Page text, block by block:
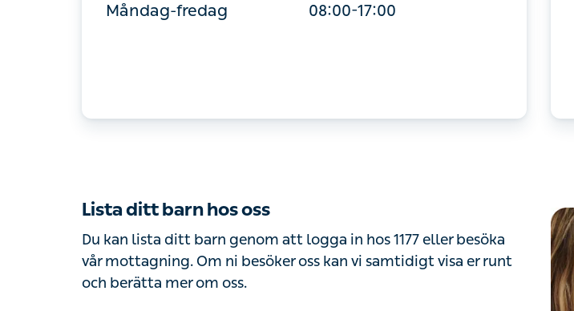
måndag-fredag 08:00-17:00
Lista ditt barn hos oss
Du kan lista ditt barn genom att logga in hos 1177 eller besöka
vår mottagning. Om ni besöker oss kan vi samtidigt visa er runt
och berätta mer om oss.